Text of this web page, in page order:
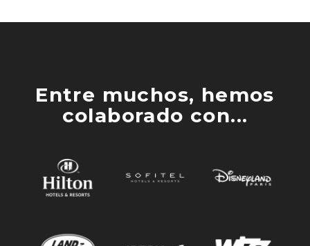
Entre muchos, hemos
colaborado con...